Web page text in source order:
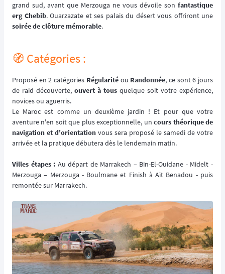
grand sud, avant que Merzouga ne vous dévoile son fantastique
erg Chebib. Ouarzazate et ses palais du désert vous offriront une
soirée de clôture mémorable.
🧭 Catégories :
Proposé en 2 catégories Régularité ou Randonnée, ce sont 6 jours
de raid découverte, ouvert à tous quelque soit votre expérience,
novices ou aguerris.
Le Maroc est comme un deuxième jardin ! Et pour que votre
aventure n'en soit que plus exceptionnelle, uncours théorique de
navigation et d'orientation vous sera proposé le samedi de votre
arrivée et la pratique débutera dès le lendemain matin.
Villes étapes : Au départ de Marrakech – Bin-El-Ouidane - Midelt -
Merzouga – Merzouga - Boulmane et Finish à Aït Benadou - puis
remontée sur Marrakech.